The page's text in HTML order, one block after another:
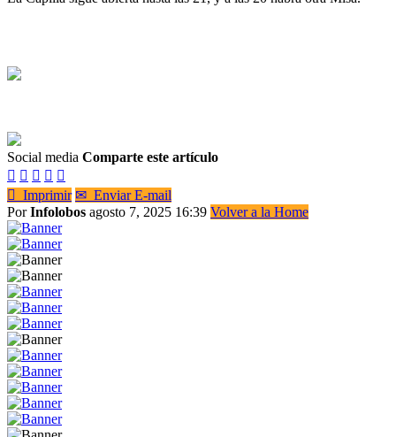
Social media Comparte este artículo
    
 Imprimir ✉ Enviar E-mail
PorInfolobos agosto 7, 2025 16:39 Volver a la Home